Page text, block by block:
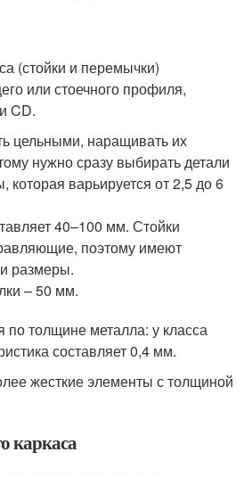
(стойки и перемычки)
или стоечного профиля,
CD.
цельными, наращивать их
нужно сразу выбирать детали
которая варьируется от 2,5 до 6
40–100 мм. Стойки
поэтому имеют
размеры.
– 50 мм.
толщине металла: у класса
составляет 0,4 мм.
жесткие элементы с толщиной
каркаса